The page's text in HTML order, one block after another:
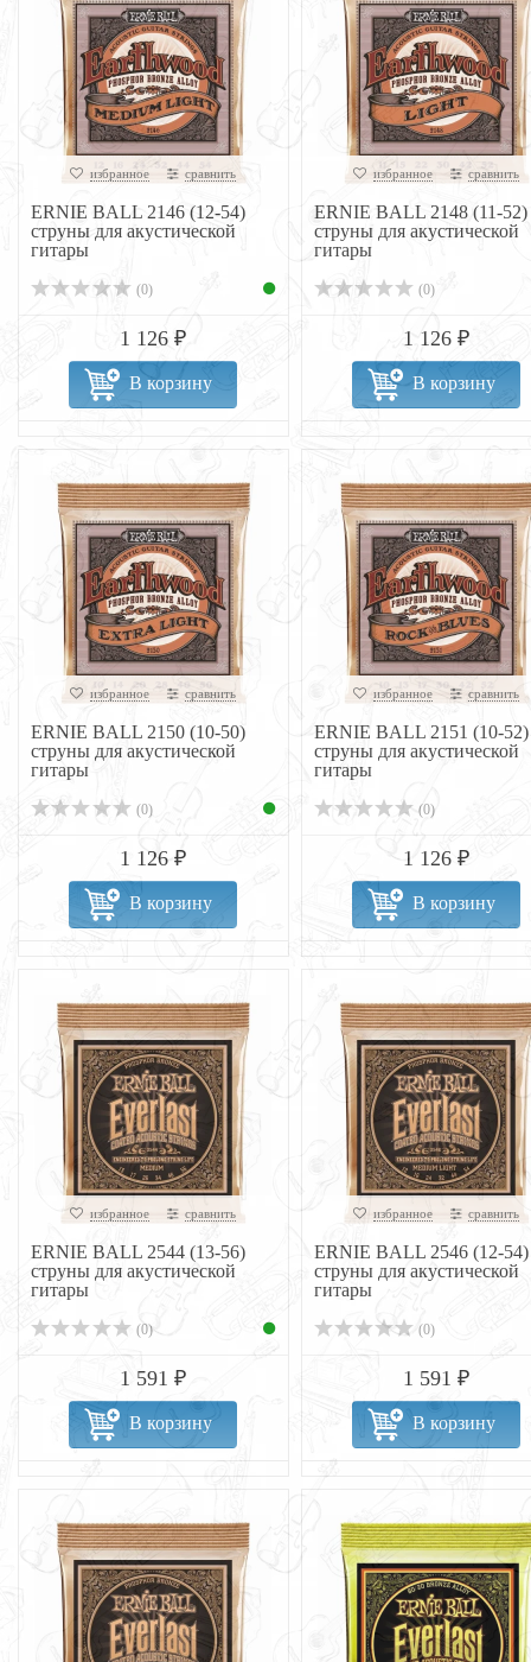
избранное сравнить
ERNIE BALL 2146 (12-54)
струны для акустической
гитары
(0)
1 126 ₽
В корзину
избранное сравнить
ERNIE BALL 2148 (11-52)
струны для акустической
гитары
(0)
1 126 ₽
В корзину
избранное сравнить
ERNIE BALL 2150 (10-50)
струны для акустической
гитары
(0)
1 126 ₽
В корзину
избранное сравнить
ERNIE BALL 2151 (10-52)
струны для акустической
гитары
(0)
1 126 ₽
В корзину
избранное сравнить
ERNIE BALL 2544 (13-56)
струны для акустической
гитары
(0)
1 591 ₽
В корзину
избранное сравнить
ERNIE BALL 2546 (12-54)
струны для акустической
гитары
(0)
1 591 ₽
В корзину